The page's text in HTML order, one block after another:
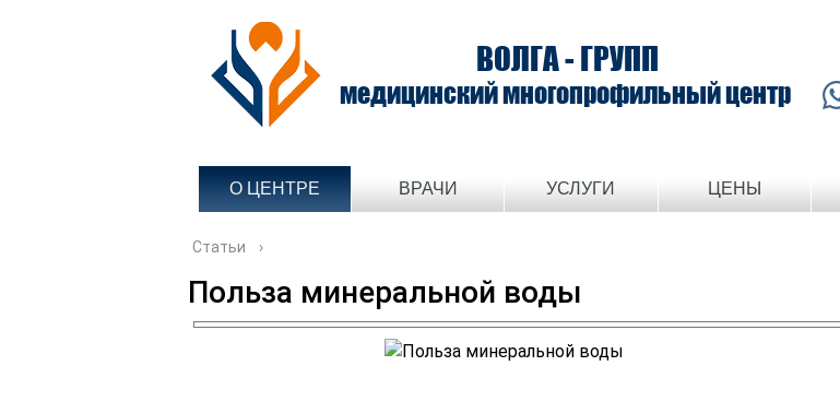
ВОЛГА - ГРУПП
медицинский многопрофильный центр
О ЦЕНТРЕ ВРАЧИ УСЛУГИ ЦЕНЫ
Статьи ›
Польза минеральной воды